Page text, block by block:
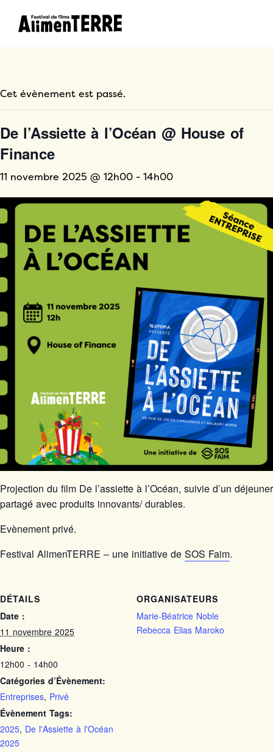
Cet évènement est passé.
De l’Assiette à l’Océan @ House of
Finance
11 novembre 2025 @ 12h00 - 14h00
Projection du film De l’assiette à l’Océan, suivie d’un déjeuner
partagé avec produits innovants/ durables.
Evènement privé.
Festival AlimenTERRE – une initiative de SOS Faim.
DÉTAILS
Date :
11 novembre 2025
Heure :
12h00 - 14h00
Catégories d’Évènement:
Entreprises, Privé
Évènement Tags:
2025, De l'Assiette à l'Océan
2025
ORGANISATEURS
Marie-Béatrice Noble
Rebecca Elias Maroko